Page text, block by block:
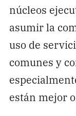
núcleos
asumir la
uso de
comunes y
están mejor